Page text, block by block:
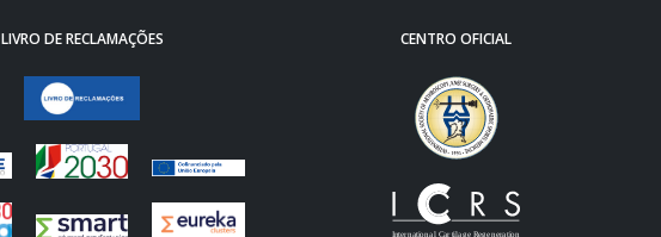
LIVRO DE RECLAMAÇÕES CENTRO OFICIAL